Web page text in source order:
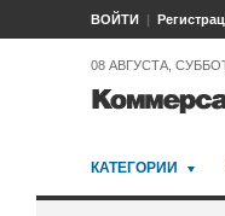
ВОЙТИ
08 АВГУСТА,
КАТЕГОРИИ